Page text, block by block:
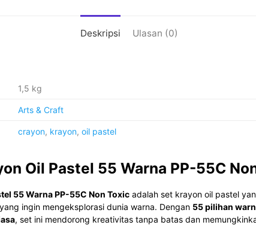
Solid
Deskripsi Ulasan (0)
1,5 kg
Arts & Craft
crayon, krayon, oil pastel
Oil Pastel 55 Warna PP-55C
55 Warna PP-55C Non Toxic adalah set krayon oil pastel
ingin mengeksplorasi dunia warna. Dengan 55 pilihan
, set ini mendorong kreativitas tanpa batas dan